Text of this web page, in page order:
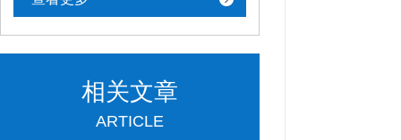
相关文章
ARTICLE